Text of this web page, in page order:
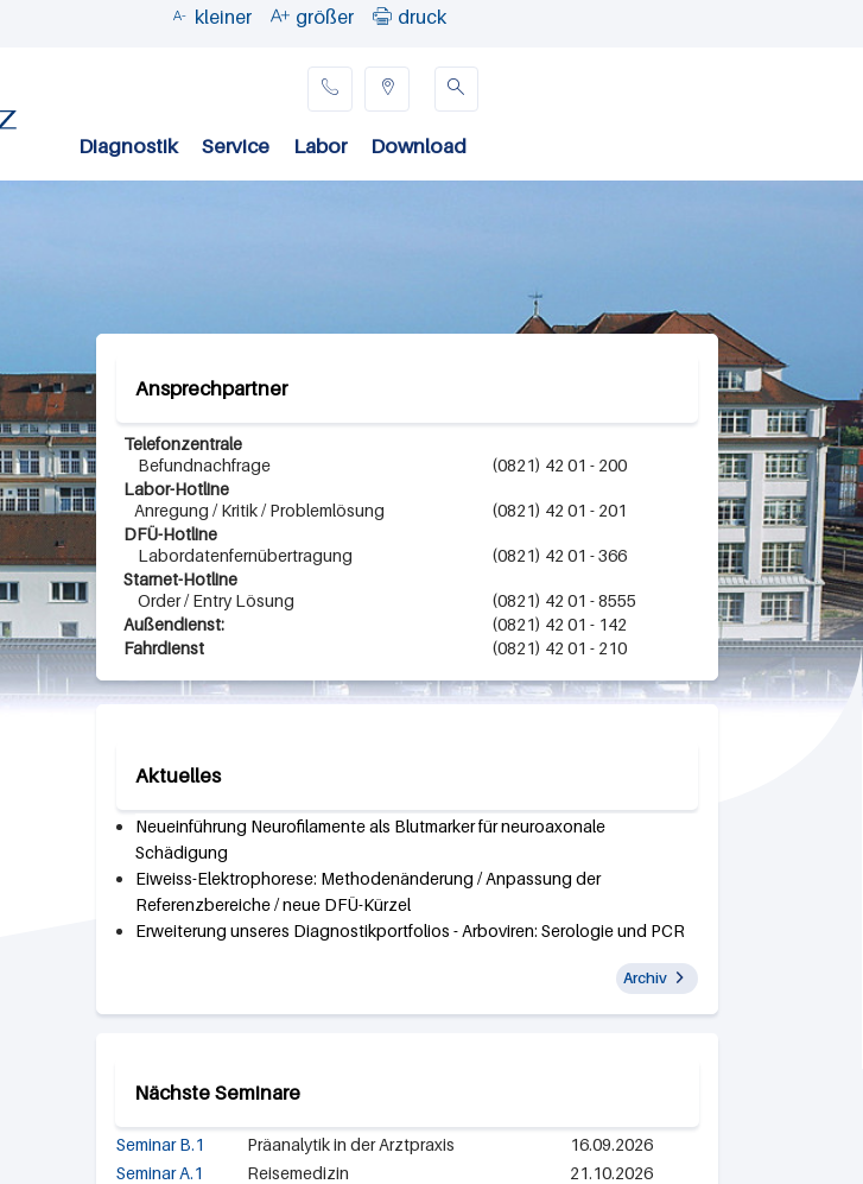
 kleiner  größer  druck

Diagnostik Service Labor Download
 
Ansprechpartner
Telefonzentrale
Befundnachfrage
(0821) 42 01 - 200
Labor-Hotline
Anregung / Kritik / Problemlösung
(0821) 42 01 - 201
DFÜ-Hotline
Labordatenfernübertragung
(0821) 42 01 - 366
Starnet-Hotline
Order / Entry Lösung
(0821) 42 01 - 8555
Außendienst:
(0821) 42 01 - 142
Fahrdienst
(0821) 42 01 - 210
Aktuelles
Neueinführung Neurofilamente als Blutmarker für neuroaxonale
Schädigung
Eiweiss-Elektrophorese: Methodenänderung / Anpassung der
Referenzbereiche / neue DFÜ-Kürzel
Erweiterung unseres Diagnostikportfolios - Arboviren: Serologie und PCR
Archiv
Nächste Seminare
Seminar B.1 Präanalytik in der Arztpraxis
16.09.2026
Seminar A.1
Reisemedizin
21.10.2026